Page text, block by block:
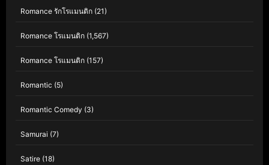
Romance รักโรแมนติก (21)
Romance โรแมนติก (1,567)
Romance โรแมนติก (157)
Romantic (5)
Romantic Comedy (3)
Samurai (7)
Satire (18)